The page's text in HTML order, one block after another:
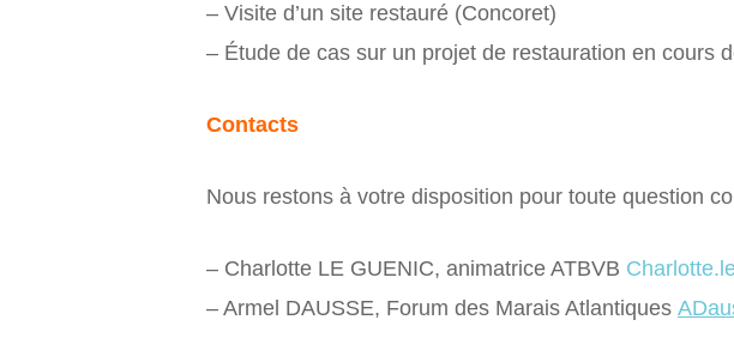
– Visite d’un site restauré (Concoret)
– Étude de cas sur un projet de restauration en cours
Contacts
Nous restons à votre disposition pour toute question
– Charlotte LE GUENIC, animatrice ATBVB
– Armel DAUSSE, Forum des Marais Atlantiques